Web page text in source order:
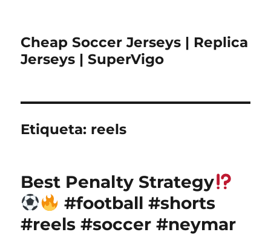
Cheap Soccer Jerseys | Replica
Jerseys | SuperVigo
Etiqueta: reels
Best Penalty Strategy
#football #shorts
#reels #soccer #neymar